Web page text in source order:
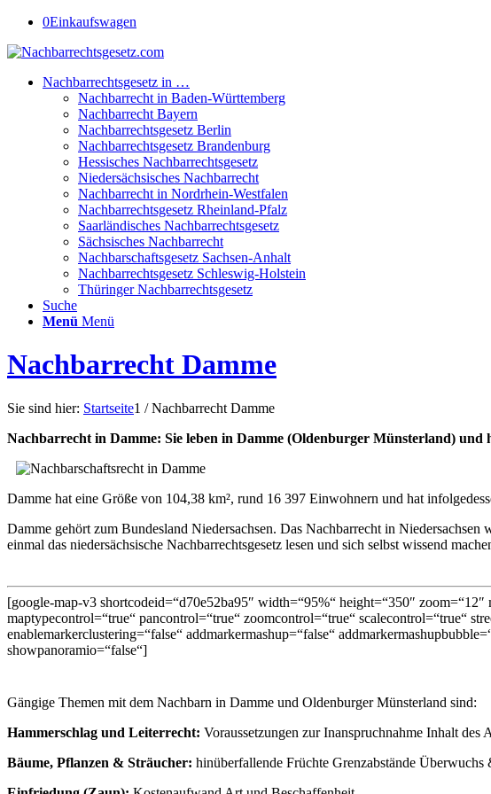
0Einkaufswagen
Nachbarrechtsgesetz in …
Nachbarrecht in Baden-Württemberg
Nachbarrecht Bayern
Nachbarrechtsgesetz Berlin
Nachbarrechtsgesetz Brandenburg
Hessisches Nachbarrechtsgesetz
Niedersächsisches Nachbarrecht
Nachbarrecht in Nordrhein-Westfalen
Nachbarrechtsgesetz Rheinland-Pfalz
Saarländisches Nachbarrechtsgesetz
Sächsisches Nachbarrecht
Nachbarschaftsgesetz Sachsen-Anhalt
Nachbarrechtsgesetz Schleswig-Holstein
Thüringer Nachbarrechtsgesetz
Suche
Menü Menü
Nachbarrecht Damme
Sie sind hier: Startseite1 / Nachbarrecht Damme
Nachbarrecht in Damme: Sie leben in Damme (Oldenburger Münsterland)
Damme hat eine Größe von 104,38 km², rund 16 397 Einwohnern und hat
Damme gehört zum Bundesland Niedersachsen. Das Nachbarrecht in Niedersachsen
einmal das niedersächsische Nachbarrechtsgesetz lesen und sich selbst wissend
[google-map-v3 shortcodeid=“d70e52ba95″ width=“95%“ height=“350″
maptypecontrol=“true“ pancontrol=“true“ zoomcontrol=“true“ scalecontrol=“true“
enablemarkerclustering=“false“ addmarkermashup=“false“
showpanoramio=“false“]
Gängige Themen mit dem Nachbarn in Damme und Oldenburger Münsterland sind:
Hammerschlag und Leiterrecht: Voraussetzungen zur Inanspruchnahme Inhalt des
Bäume, Pflanzen & Sträucher: hinüberfallende Früchte Grenzabstände